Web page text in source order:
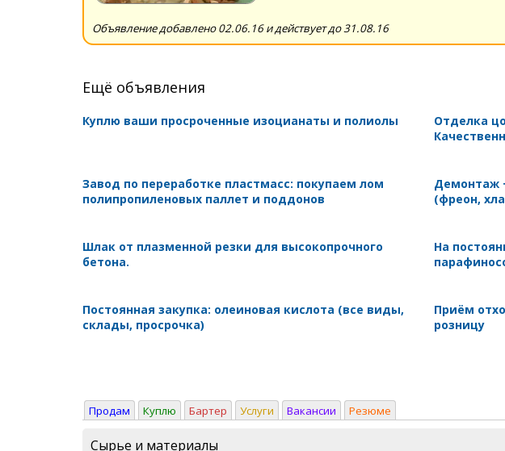
Объявление добавлено 02.06.16 и действует до 31.08.16
Ещё объявления
Куплю ваши просроченные изоцианаты и полиолы
Отделка
Завод по переработке пластмасс: покупаем лом
полипропиленовых паллет и поддонов
Демонтаж
(фреон,
Шлак от плазменной резки для высокопрочного
бетона.
На
Постоянная закупка: олеиновая кислота (все виды,
склады, просрочка)
Приём
розницу
Продам Куплю Бартер Услуги Вакансии Резюме
Сырье и материалы